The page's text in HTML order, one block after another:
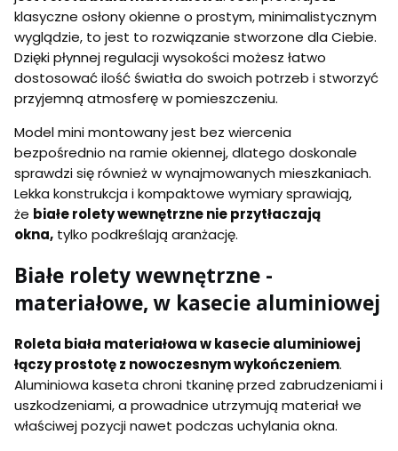
klasyczne osłony okienne o prostym, minimalistycznym
wyglądzie, to jest to rozwiązanie stworzone dla Ciebie.
Dzięki płynnej regulacji wysokości możesz łatwo
dostosować ilość światła do swoich potrzeb i stworzyć
przyjemną atmosferę w pomieszczeniu.
Model mini montowany jest bez wiercenia
bezpośrednio na ramie okiennej, dlatego doskonale
sprawdzi się również w wynajmowanych mieszkaniach.
Lekka konstrukcja i kompaktowe wymiary sprawiają,
że białe rolety wewnętrzne nie przytłaczają
okna, tylko podkreślają aranżację.
Białe rolety wewnętrzne -
materiałowe, w kasecie aluminiowej
Roleta biała materiałowa w kasecie aluminiowej
łączy prostotę z nowoczesnym wykończeniem.
Aluminiowa kaseta chroni tkaninę przed zabrudzeniami i
uszkodzeniami, a prowadnice utrzymują materiał we
właściwej pozycji nawet podczas uchylania okna.